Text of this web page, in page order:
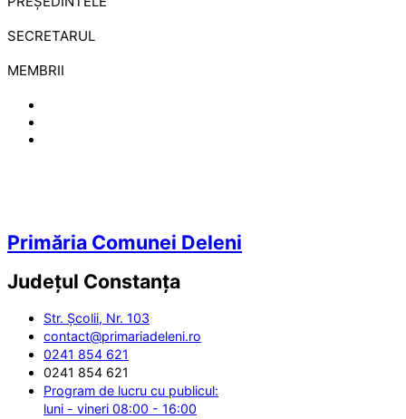
SECRETARUL
MEMBRII
Primăria Comunei Deleni
Județul Constanța
Str. Școlii, Nr. 103
contact@primariadeleni.ro
0241 854 621
0241 854 621
Program de lucru cu publicul:
luni - vineri 08:00 - 16:00